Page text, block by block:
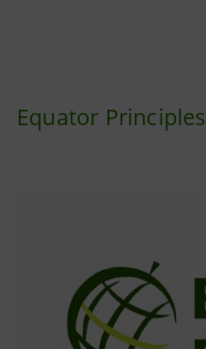
Equator Principles